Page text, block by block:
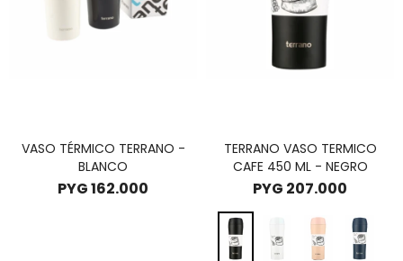
VASO TÉRMICO TERRANO -
BLANCO
PYG162.000
TERRANO VASO TERMICO
CAFE 450 ML - NEGRO
PYG 207.000